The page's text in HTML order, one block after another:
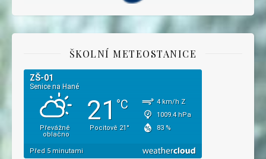
ŠKOLNÍ METEOSTANICE